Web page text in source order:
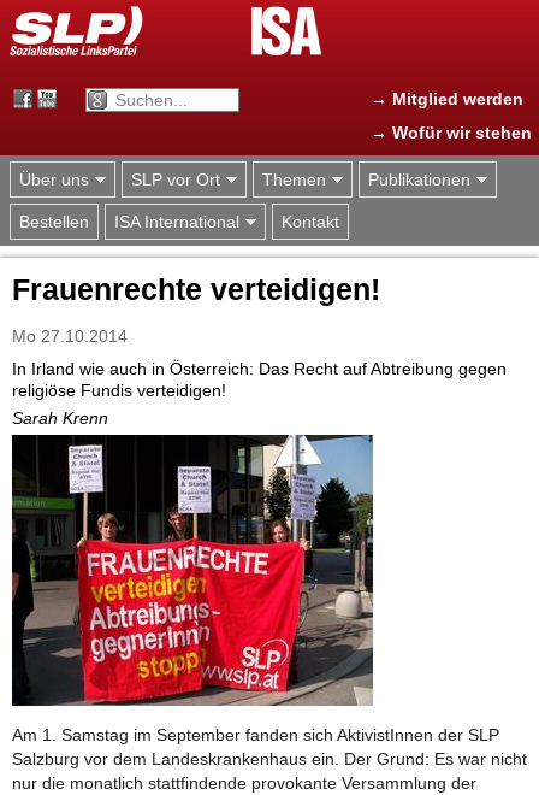
Jump to navigation
→ Mitglied werden
→ Wofür wir stehen
Über uns SLP vor Ort Themen Publikationen
Bestellen ISA International Kontakt
Frauenrechte verteidigen!
Mo 27.10.2014
In Irland wie auch in Österreich: Das Recht auf Abtreibung gegen
religiöse Fundis verteidigen!
Sarah Krenn
Am 1. Samstag im September fanden sich AktivistInnen der SLP
Salzburg vor dem Landeskrankenhaus ein. Der Grund: Es war nicht
nur die monatlich stattfindende provokante Versammlung der